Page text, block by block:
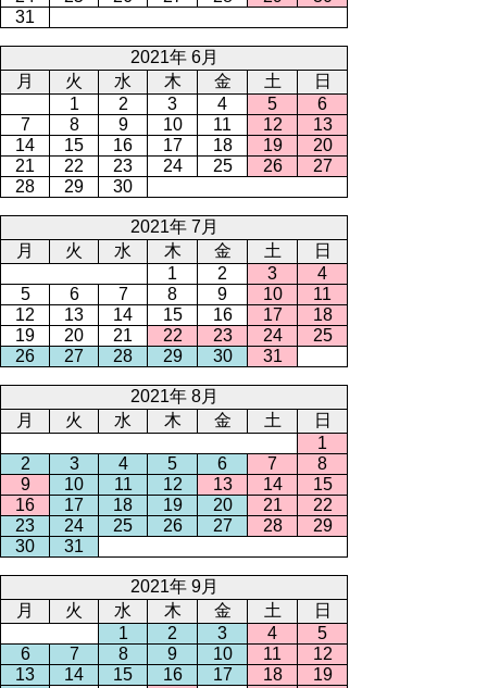
31
2021年 6月
月
火 水 木 金 土
日
1
2 3 4 5
6
7
8 9 10 11 12
13
14
15 16 17 18 19
20
21
22 23 24 25 26
27
28
29 30
2021年 7月
月
火 水 木 金 土
日
1
2 3
4
5
6 7 8 9 10
11
12
13 14 15 16 17
18
19
20 21 22 23 24
25
26
27 28 29 30 31
2021年 8月
月
火 水 木 金 土
日
1
2
3 4 5 6 7
8
9
10 11 12 13 14
15
16
17 18 19 20 21
22
23
24 25 26 27 28
29
30
31
2021年 9月
月
火 水 木 金 土
日
1
2 3 4
5
6
7 8 9 10 11
12
13
14 15 16 17 18
19